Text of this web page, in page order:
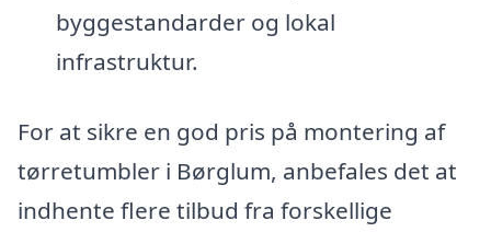
byggestandarder og lokal
infrastruktur.
For at sikre en god pris på montering af
tørretumbler i Børglum, anbefales det at
indhente flere tilbud fra forskellige